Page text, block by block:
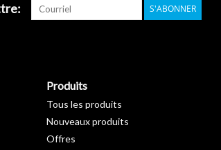
S'ABONNER
Produits
Tous les produits
Nouveaux produits
Offres